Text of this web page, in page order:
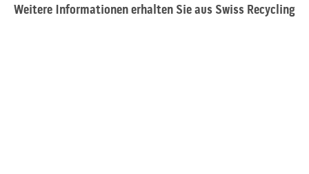
Weitere Informationen erhalten Sie aus Swiss Recycling